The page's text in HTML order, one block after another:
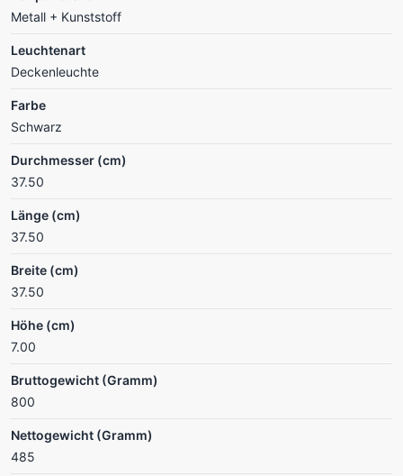
Metall + Kunststoff
Leuchtenart
Deckenleuchte
Farbe
Schwarz
Durchmesser (cm)
37.50
Länge (cm)
37.50
Breite (cm)
37.50
Höhe (cm)
7.00
Bruttogewicht (Gramm)
800
Nettogewicht (Gramm)
485